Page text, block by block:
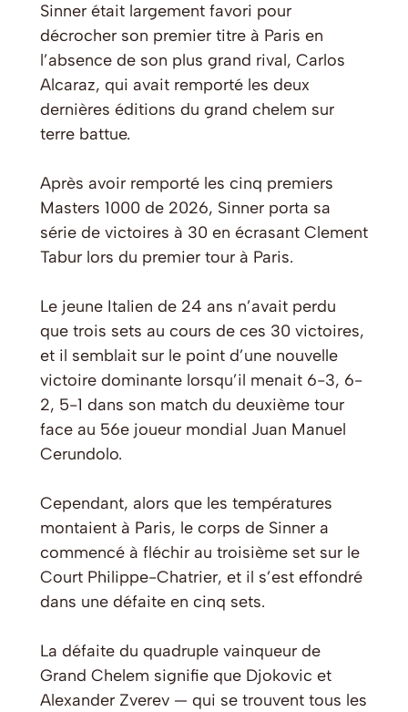
Sinner était largement favori pour
décrocher son premier titre à Paris en
l’absence de son plus grand rival, Carlos
Alcaraz, qui avait remporté les deux
dernières éditions du grand chelem sur
terre battue.
Après avoir remporté les cinq premiers
Masters 1000 de 2026, Sinner porta sa
série de victoires à 30 en écrasant Clement
Tabur lors du premier tour à Paris.
Le jeune Italien de 24 ans n’avait perdu
que trois sets au cours de ces 30 victoires,
et il semblait sur le point d’une nouvelle
victoire dominante lorsqu’il menait 6-3, 6-
2, 5-1 dans son match du deuxième tour
face au 56e joueur mondial Juan Manuel
Cerundolo.
Cependant, alors que les températures
montaient à Paris, le corps de Sinner a
commencé à fléchir au troisième set sur le
Court Philippe-Chatrier, et il s’est effondré
dans une défaite en cinq sets.
La défaite du quadruple vainqueur de
Grand Chelem signifie que Djokovic et
Alexander Zverev — qui se trouvent tous les